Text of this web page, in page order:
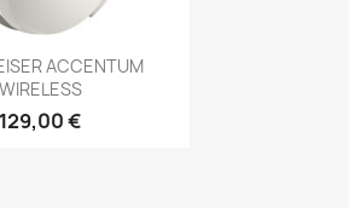
Anteprima
ACCENTUM
WIRELESS
129,00 €